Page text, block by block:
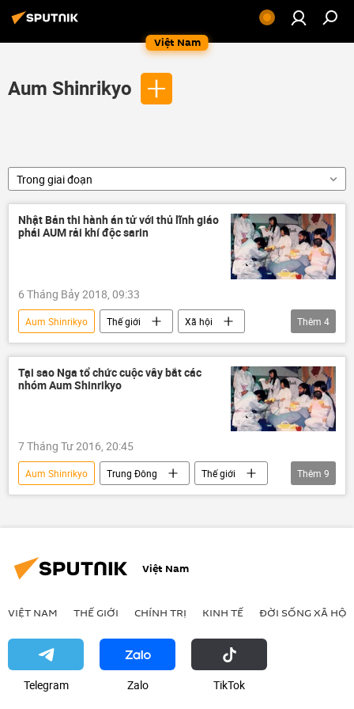
Việt Nam
Aum Shinrikyo
Trong giai đoạn
Nhật Bản thi hành án tử với thủ lĩnh giáo
phái AUM rải khí độc sarin
6 Tháng Bảy 2018, 09:33
Aum Shinrikyo Thế giới
Xã hội
Châu Á
Thời sự
Nhật Bản
kết án tử hình
Thêm 4
Tại sao Nga tổ chức cuộc vây bắt các
nhóm Aum Shinrikyo
7 Tháng Tư 2016, 20:45
Aum Shinrikyo Trung Đông
Thế giới
Quan điểm-Ý kiến
Nga
Châu Á
Sputnik
Moskva
Thêm 9
Việt Nam
VIỆT NAM THẾ GIỚI CHÍNH TRỊ KINH TẾ ĐỜI SỐNG XÃ HỘI
Telegram Zalo ТikТоk